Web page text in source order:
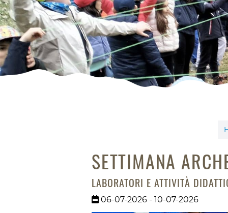
SETTIMANA
LABORATORI E ATTIVITÀ
06-07-2026 - 10-07-2026